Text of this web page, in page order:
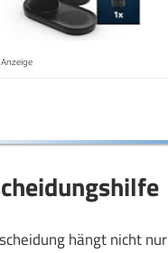
Anzeige
hängt nicht